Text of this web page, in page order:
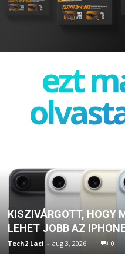
ezt
KISZIVÁRGOTT, HOGY
LEHET JOBB AZ
Tech2 Laci - aug 3, 2026 0